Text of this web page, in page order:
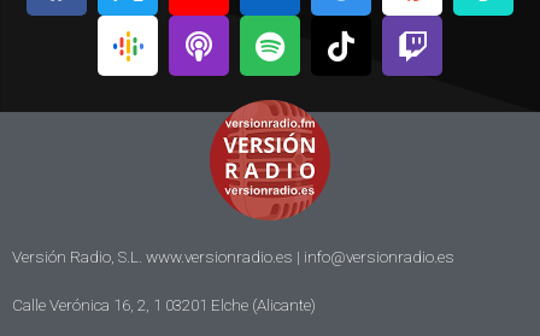
Versión Radio, S.L. www.versionradio.es | info@versionradio.es
Calle Verónica 16, 2, 1 03201 Elche (Alicante)